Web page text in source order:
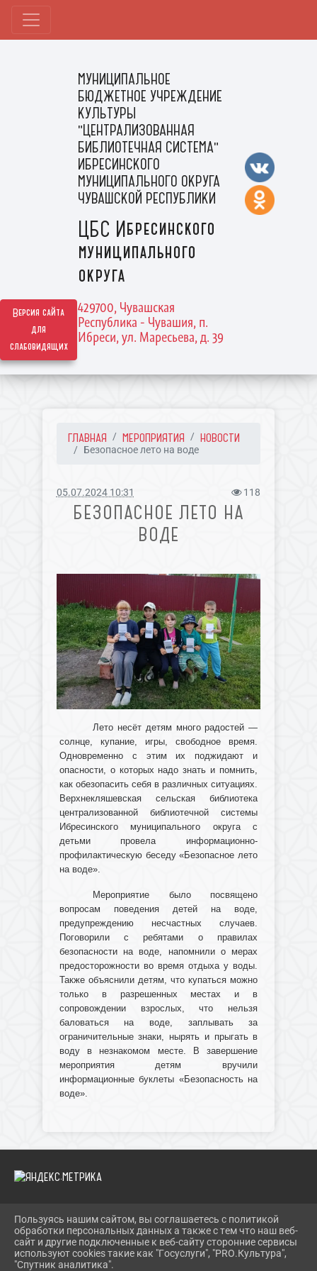
Версия сайта
для
слабовидящих
МУНИЦИПАЛЬНОЕ
БЮДЖЕТНОЕ УЧРЕЖДЕНИЕ
КУЛЬТУРЫ
"ЦЕНТРАЛИЗОВАННАЯ
БИБЛИОТЕЧНАЯ СИСТЕМА"
ИБРЕСИНСКОГО
МУНИЦИПАЛЬНОГО ОКРУГА
ЧУВАШСКОЙ РЕСПУБЛИКИ
ЦБС Ибресинского
муниципального
округа
429700, Чувашская
Республика - Чувашия, п.
Ибреси, ул. Маресьева, д. 39
ГЛАВНАЯ МЕРОПРИЯТИЯ НОВОСТИ
Безопасное лето на воде
05.07.2024 10:31 118
БЕЗОПАСНОЕ ЛЕТО НА
ВОДЕ
Лето несёт детям много радостей —
солнце, купание, игры, свободное время.
Одновременно с этим их поджидают и
опасности, о которых надо знать и помнить,
как обезопасить себя в различных ситуациях.
Верхнекляшевская сельская библиотека
централизованной библиотечной системы
Ибресинского муниципального округа с
детьми провела информационно-
профилактическую беседу «Безопасное лето
на воде».
Мероприятие было посвящено
вопросам поведения детей на воде,
предупреждению несчастных случаев.
Поговорили с ребятами о правилах
безопасности на воде, напомнили о мерах
предосторожности во время отдыха у воды.
Также объяснили детям, что купаться можно
только в разрешенных местах и в
сопровождении взрослых, что нельзя
баловаться на воде, заплывать за
ограничительные знаки, нырять и прыгать в
воду в незнакомом месте. В завершение
мероприятия детям вручили
информационные буклеты «Безопасность на
воде».
2026 Г. IBRBIB.RU
ВХОД
КАРТА САЙТА
ПОЛИТИКА ОБРАБОТКИ ПЕРСОНАЛЬНЫХ ДАННЫХ
Пользуясь нашим сайтом, вы соглашаетесь с политикой
обработки персональных данных а также с тем что наш веб-
сайт и другие подключенные к веб-сайту сторонние сервисы
используют cookies такие как "Госуслуги", "PRO.Культура",
"Спутник аналитика".